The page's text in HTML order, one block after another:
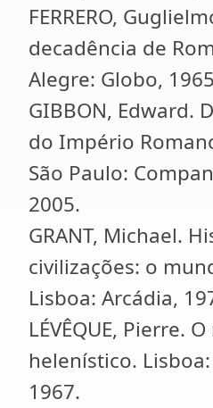
FERRERO,
decadência de
Alegre: Globo,
GIBBON, Edward.
do Império
São Paulo:
2005.
GRANT, Michael.
civilizações: o
Lisboa: Arcádia,
LÉVÊQUE, Pierre.
helenístico.
1967.